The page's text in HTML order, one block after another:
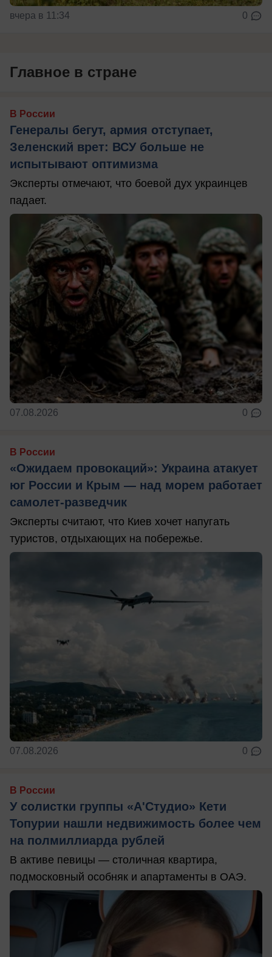
вчера в 11:34 0
Главное в стране
В России
Генералы бегут, армия отступает,
Зеленский врет: ВСУ больше не
испытывают оптимизма
Эксперты отмечают, что боевой дух украинцев
падает.
07.08.2026 0
В России
«Ожидаем провокаций»: Украина атакует
юг России и Крым — над морем работает
самолет-разведчик
Эксперты считают, что Киев хочет напугать
туристов, отдыхающих на побережье.
07.08.2026 0
В России
У солистки группы «А'Студио» Кети
Топурии нашли недвижимость более чем
на полмиллиарда рублей
В активе певицы — столичная квартира,
подмосковный особняк и апартаменты в ОАЭ.